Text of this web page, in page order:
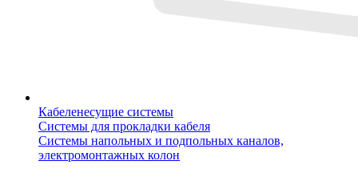
Кабеленесущие системы
Системы для прокладки кабеля
Системы напольных и подпольных каналов,
электромонтажных колон